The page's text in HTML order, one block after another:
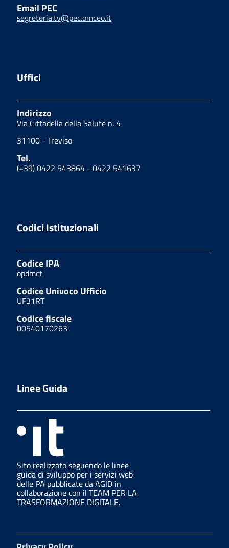
Email PEC
segreteria.tv@pec.omceo.it
Uffici
Indirizzo
Via Cittadella della Salute n. 4
31100 - Treviso
Tel.
(+39) 0422 543864 - 0422 541637
Codici Istituzionali
Codice IPA
opdmct
Codice Univoco Ufficio
UF31RT
Codice fiscale
00540170263
Linee Guida
Sito realizzato seguendo le linee
guida di sviluppo per i servizi web
delle PA pubblicate da AGID in
collaborazione con il TEAM PER LA
TRASFORMAZIONE DIGITALE.